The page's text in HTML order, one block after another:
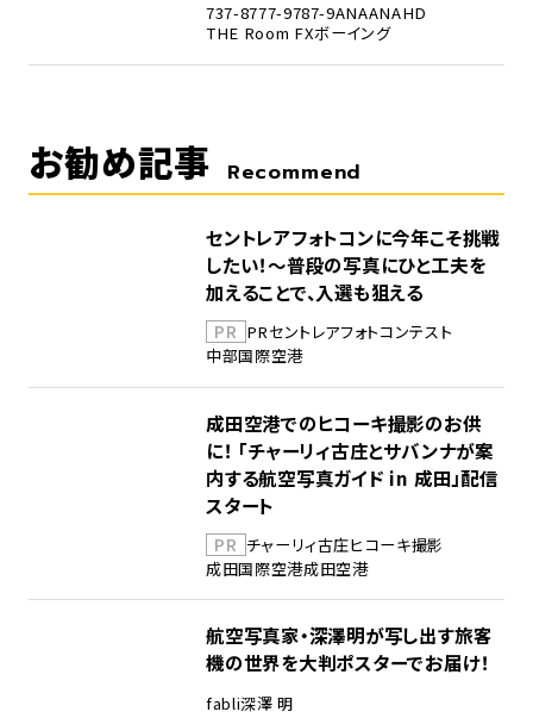
737-8777-9787-9ANAANAHD
THE Room FXボーイング
お勧め記事 Recommend
セントレアフォトコンに今年こそ挑戦
したい！～普段の写真にひと工夫を
加えることで、入選も狙える
PR PRセントレアフォトコンテスト
中部国際空港
成田空港でのヒコーキ撮影のお供
に！ 「チャーリィ古庄とサバンナが案
内する航空写真ガイド in 成田」配信
スタート
PR チャーリィ古庄ヒコーキ撮影
成田国際空港成田空港
航空写真家・深澤明が写し出す旅客
機の世界を大判ポスターでお届け！
fabli深澤 明